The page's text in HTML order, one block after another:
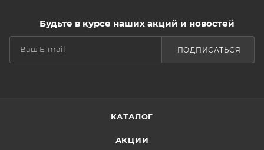
Будьте в курсе наших акций и новостей
ПОДПИСАТЬСЯ
КАТАЛОГ
АКЦИИ